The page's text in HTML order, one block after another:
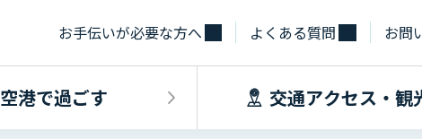
お手伝いが必要な方へ よくある質問 お問
空港で過ごす 交通アクセス・観